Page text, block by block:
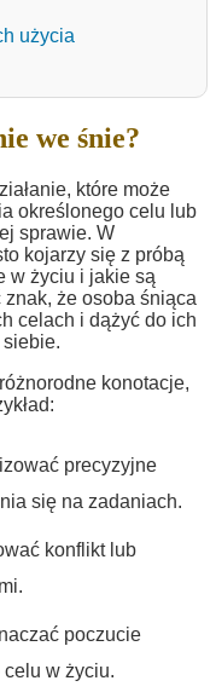
użycia
we śnie?
które może
określonego celu lub
sprawie. W
kojarzy się z próbą
w życiu i jakie są
że osoba śniąca
celach i dążyć do ich
konotacje,
precyzyjne
się na zadaniach.
konflikt lub
poczucie
w życiu.